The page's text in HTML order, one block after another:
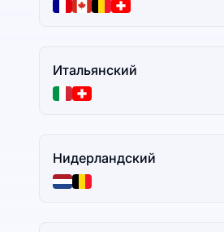
Итальянский
Нидерландский